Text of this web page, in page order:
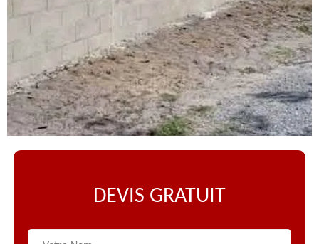
DEVIS GRATUIT